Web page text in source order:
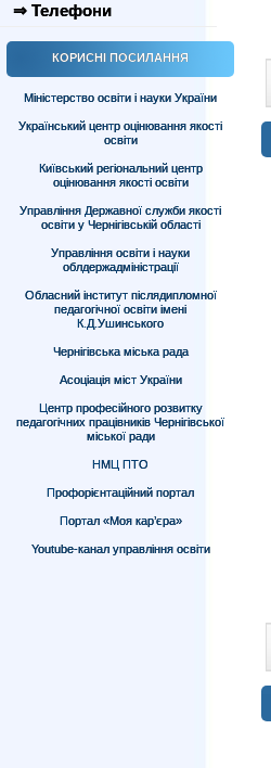
⇒ Телефони
КОРИСНІ ПОСИЛАННЯ
Міністерство освіти і науки України
Український центр оцінювання якості
освіти
Київський регіональний центр
оцінювання якості освіти
Управління Державної служби якості
освіти у Чернігівській області
Управління освіти і науки
облдержадміністрації
Обласний інститут післядипломної
педагогічної освіти імені
К.Д.Ушинського
Чернігівська міська рада
Асоціація міст України
Центр професійного розвитку
педагогічних працівників Чернігівської
міської ради
НМЦ ПТО
Профорієнтаційний портал
Портал «Моя кар’єра»
Youtube-канал управління освіти